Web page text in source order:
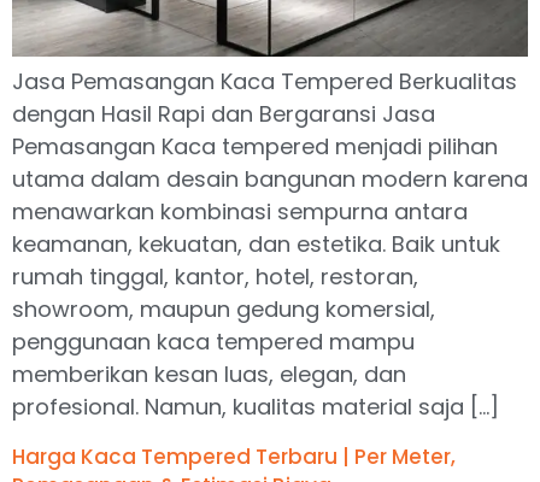
Jasa Pemasangan Kaca Tempered Berkualitas
dengan Hasil Rapi dan Bergaransi Jasa
Pemasangan Kaca tempered menjadi pilihan
utama dalam desain bangunan modern karena
menawarkan kombinasi sempurna antara
keamanan, kekuatan, dan estetika. Baik untuk
rumah tinggal, kantor, hotel, restoran,
showroom, maupun gedung komersial,
penggunaan kaca tempered mampu
memberikan kesan luas, elegan, dan
profesional. Namun, kualitas material saja […]
Harga Kaca Tempered Terbaru | Per Meter,